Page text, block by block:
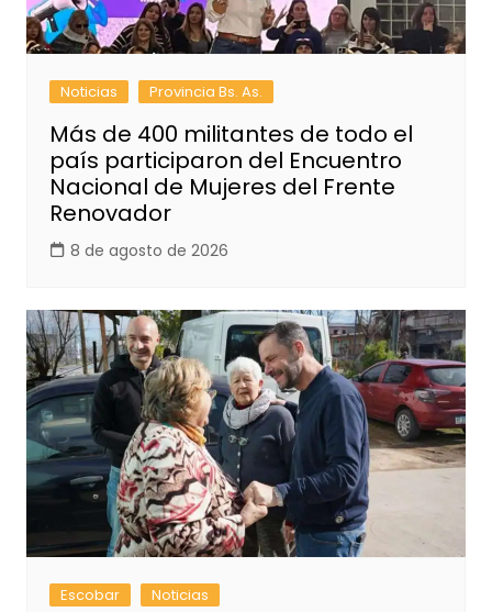
Noticias Provincia Bs. As.
Más de 400 militantes de todo el
país participaron del Encuentro
Nacional de Mujeres del Frente
Renovador
8 de agosto de 2026
Escobar Noticias